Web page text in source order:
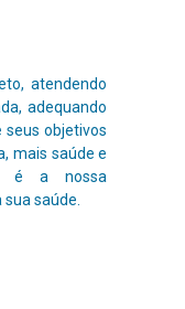
atendendo
adequando
objetivos
mais saúde e
é a nossa
saúde.